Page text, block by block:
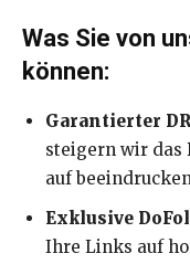
Was Sie von
können:
Garantierter
steigern wir das
auf
Exklusive
Ihre Links auf